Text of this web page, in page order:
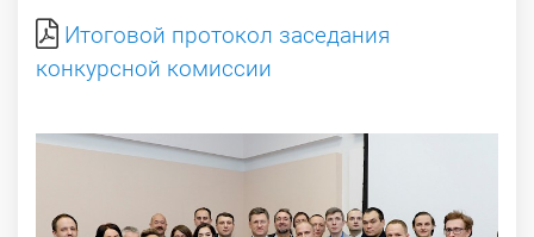
Итоговой протокол заседания
конкурсной комиссии